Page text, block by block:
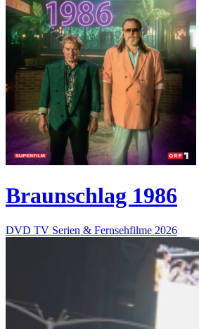
Braunschlag 1986
DVD TV Serien & Fernsehfilme 2026